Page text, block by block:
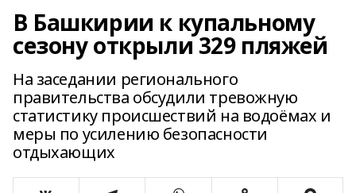
В Башкирии к купальному
сезону открыли 329 пляжей
На заседании регионального
правительства обсудили тревожную
статистику происшествий на водоёмах и
меры по усилению безопасности
отдыхающих